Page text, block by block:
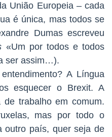
União Europeia – cada
é única, mas todos se
Dumas escreveu
«Um por todos e todos
ser assim…).
A Língua
esquecer o Brexit. A
trabalho em comum.
mas por todo o
outro país, quer seja de